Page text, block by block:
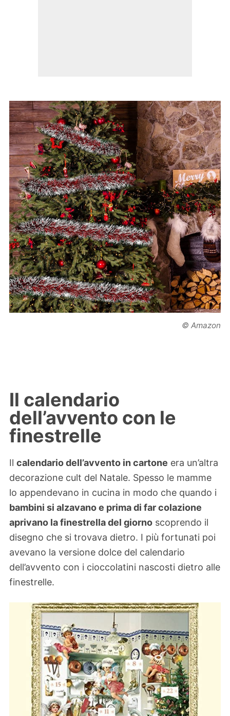
© Amazon
Il calendario
dell’avvento con le
finestrelle
Il calendario dell’avvento in cartone era un’altra
decorazione cult del Natale. Spesso le mamme
lo appendevano in cucina in modo che quando i
bambini si alzavano e prima di far colazione
aprivano la finestrella del giorno scoprendo il
disegno che si trovava dietro. I più fortunati poi
avevano la versione dolce del calendario
dell’avvento con i cioccolatini nascosti dietro alle
finestrelle.